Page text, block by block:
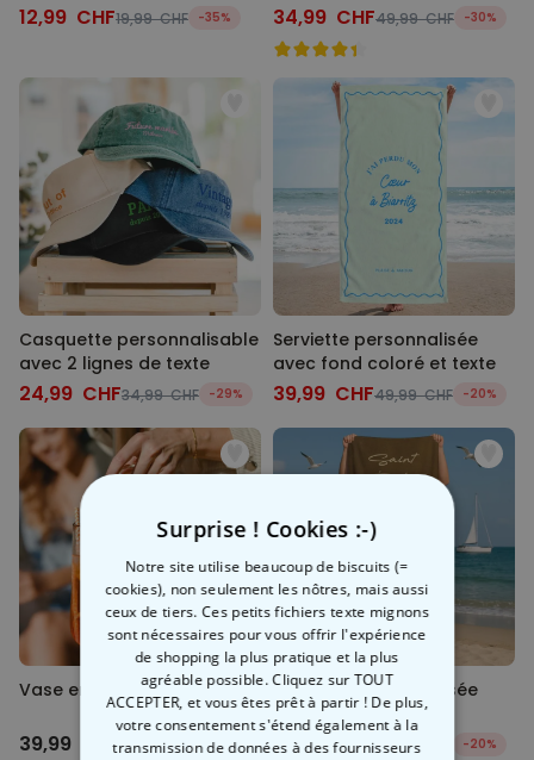
12,99 CHF19,99 CHF -35% 34,99 CHF49,99 CHF -30%
Casquette personnalisable
avec 2 lignes de texte
24,99 CHF34,99 CHF -29%
Serviette personnalisée
avec fond coloré et texte
39,99 CHF49,99 CHF -20%
Vase en verre Sac à main
39,99 CHF -11%
Serviette personnalisée
Aperol avec visage
39,99 CHF49,99 CHF -20%
Surprise ! Cookies :-)
Notre site utilise beaucoup de biscuits (=
cookies), non seulement les nôtres, mais aussi
ceux de tiers. Ces petits fichiers texte mignons
sont nécessaires pour vous offrir l'expérience
de shopping la plus pratique et la plus
agréable possible. Cliquez sur TOUT
ACCEPTER, et vous êtes prêt à partir ! De plus,
votre consentement s'étend également à la
transmission de données à des fournisseurs